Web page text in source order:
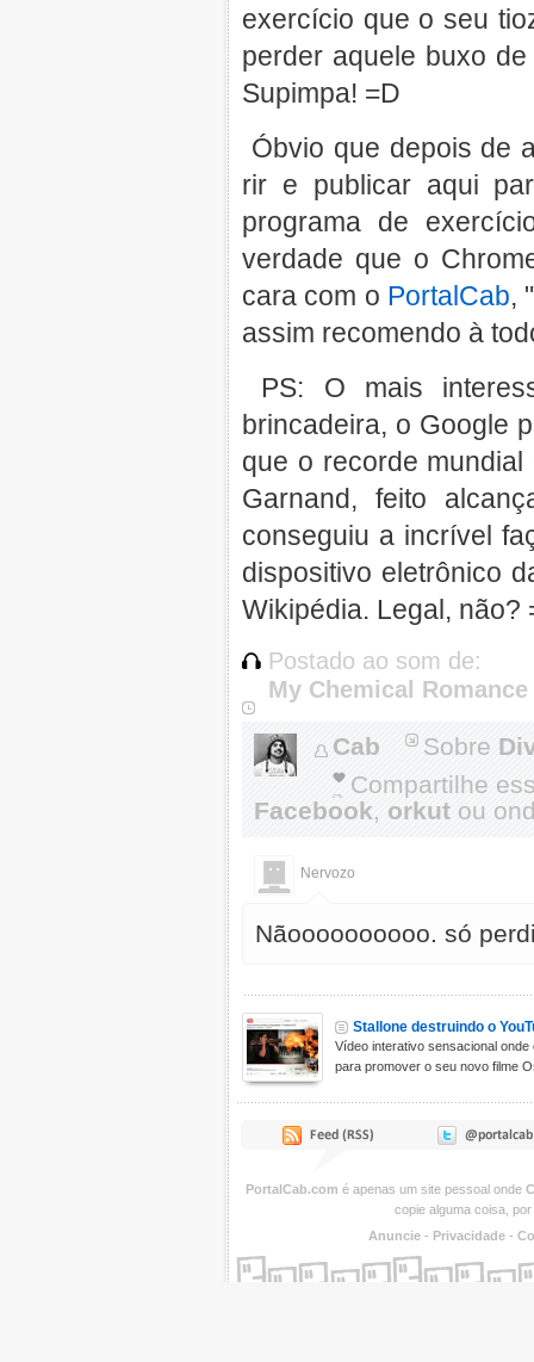
exercício que o seu
perder aquele buxo
Supimpa! =D
Óbvio que depois de
rir e publicar aqui
programa de
verdade que o
cara com o PortalCab,
assim recomendo à
PS: O mais
brincadeira, o Google
que o recorde
Garnand, feito
conseguiu a incrível
dispositivo eletrônico
Wikipédia. Legal, não?
Postado ao som de:
My Chemical
Cab Sobre
Compartilhe
Facebook, orkut ou
Nervozo
Nãoooooooooo. só
Stallone destruindo o
Vídeo interativo sensacional onde
para promover o seu novo filme
PortalCab.com é apenas um site pessoal onde
copie alguma coisa,
Anuncie - Privacidade -